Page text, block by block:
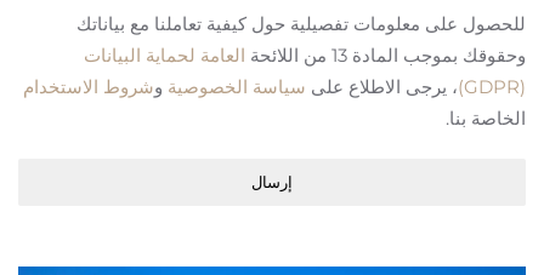
للحصول على معلومات تفصيلية حول كيفية تعاملنا مع بياناتك
وحقوقك بموجب المادة 13 من اللائحة
العامة لحماية البيانات
(GDPR)
، يرجى الاطلاع على سياسة الخصوصية وشروط الاستخدام
الخاصة بنا.
إرسال